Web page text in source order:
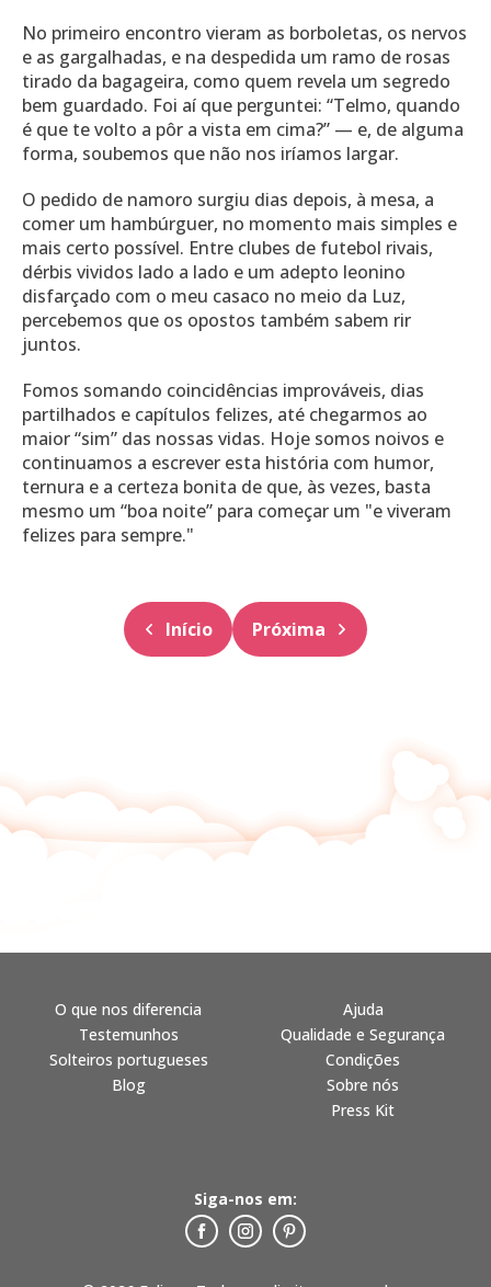
No primeiro encontro vieram as borboletas, os nervos
e as gargalhadas, e na despedida um ramo de rosas
tirado da bagageira, como quem revela um segredo
bem guardado. Foi aí que perguntei: “Telmo, quando
é que te volto a pôr a vista em cima?” — e, de alguma
forma, soubemos que não nos iríamos largar.
O pedido de namoro surgiu dias depois, à mesa, a
comer um hambúrguer, no momento mais simples e
mais certo possível. Entre clubes de futebol rivais,
dérbis vividos lado a lado e um adepto leonino
disfarçado com o meu casaco no meio da Luz,
percebemos que os opostos também sabem rir
juntos.
Fomos somando coincidências improváveis, dias
partilhados e capítulos felizes, até chegarmos ao
maior “sim” das nossas vidas. Hoje somos noivos e
continuamos a escrever esta história com humor,
ternura e a certeza bonita de que, às vezes, basta
mesmo um “boa noite” para começar um "e viveram
felizes para sempre."
Início Próxima
O que nos diferencia
Testemunhos
Solteiros portugueses
Blog
Ajuda
Qualidade e Segurança
Condições
Sobre nós
Press Kit
Siga-nos em: